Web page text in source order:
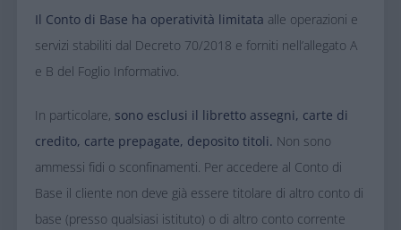
Il Conto di Base ha operatività limitata alle operazioni e
servizi stabiliti dal Decreto 70/2018 e forniti nell’allegato A
e B del Foglio Informativo.
In particolare, sono esclusi il libretto assegni, carte di
credito, carte prepagate, deposito titoli. Non sono
ammessi fidi o sconfinamenti. Per accedere al Conto di
Base il cliente non deve già essere titolare di altro conto di
base (presso qualsiasi istituto) o di altro conto corrente